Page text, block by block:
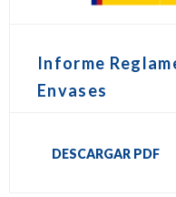
Informe
Envases
DESCARGAR PDF